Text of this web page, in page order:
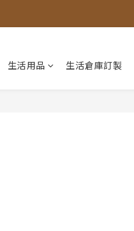
生活用品 生活倉庫訂製